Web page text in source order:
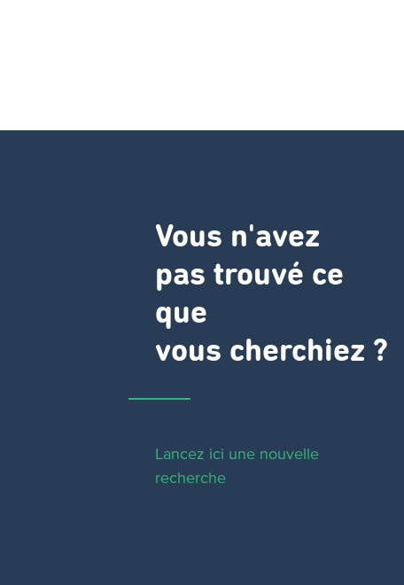
Vous n'avez
pas trouvé ce
que
vous cherchiez ?
Lancez ici une nouvelle
recherche